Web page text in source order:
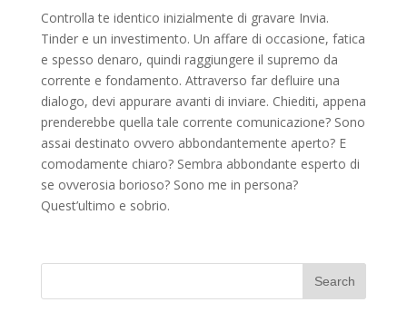
Controlla te identico inizialmente di gravare Invia.
Tinder e un investimento. Un affare di occasione, fatica
e spesso denaro, quindi raggiungere il supremo da
corrente e fondamento. Attraverso far defluire una
dialogo, devi appurare avanti di inviare. Chiediti, appena
prenderebbe quella tale corrente comunicazione? Sono
assai destinato ovvero abbondantemente aperto? E
comodamente chiaro? Sembra abbondante esperto di
se ovverosia borioso? Sono me in persona?
Quest’ultimo e sobrio.